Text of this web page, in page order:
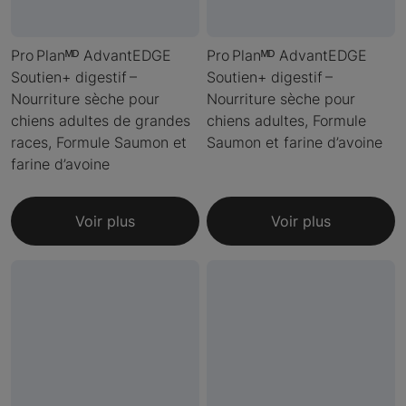
Pro Planᴹᴰ AdvantEDGE
Soutien+ digestif –
Nourriture sèche pour
chiens adultes de grandes
races, Formule Saumon et
farine d’avoine
Voir plus
Pro Planᴹᴰ AdvantEDGE
Soutien+ digestif –
Nourriture sèche pour
chiens adultes, Formule
Saumon et farine d’avoine
Voir plus